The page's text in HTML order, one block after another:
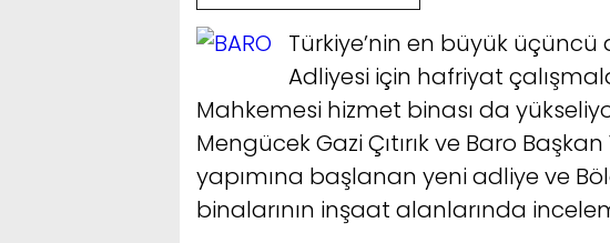
Türkiye’nin en büyük
Adliyesi için hafriyat
Mahkemesi hizmet binası da
Mengücek Gazi Çıtırık ve Baro
yapımına başlanan yeni adliye ve
binalarının inşaat alanlarında